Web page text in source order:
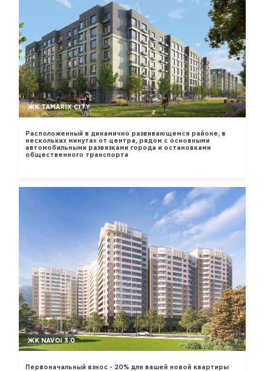
ЖК TAMARIX CITY
Расположенный в динамично развивающемся районе, в
нескольких минутах от центра, рядом с основными
автомобильными развязками города и остановками
общественного транспорта
ЖК NAVOI 3.0
Первоначальный взнос - 20% для вашей новой квартиры